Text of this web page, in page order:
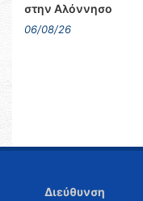
στην Αλόννησο
06/08/26
Διεύθυνση